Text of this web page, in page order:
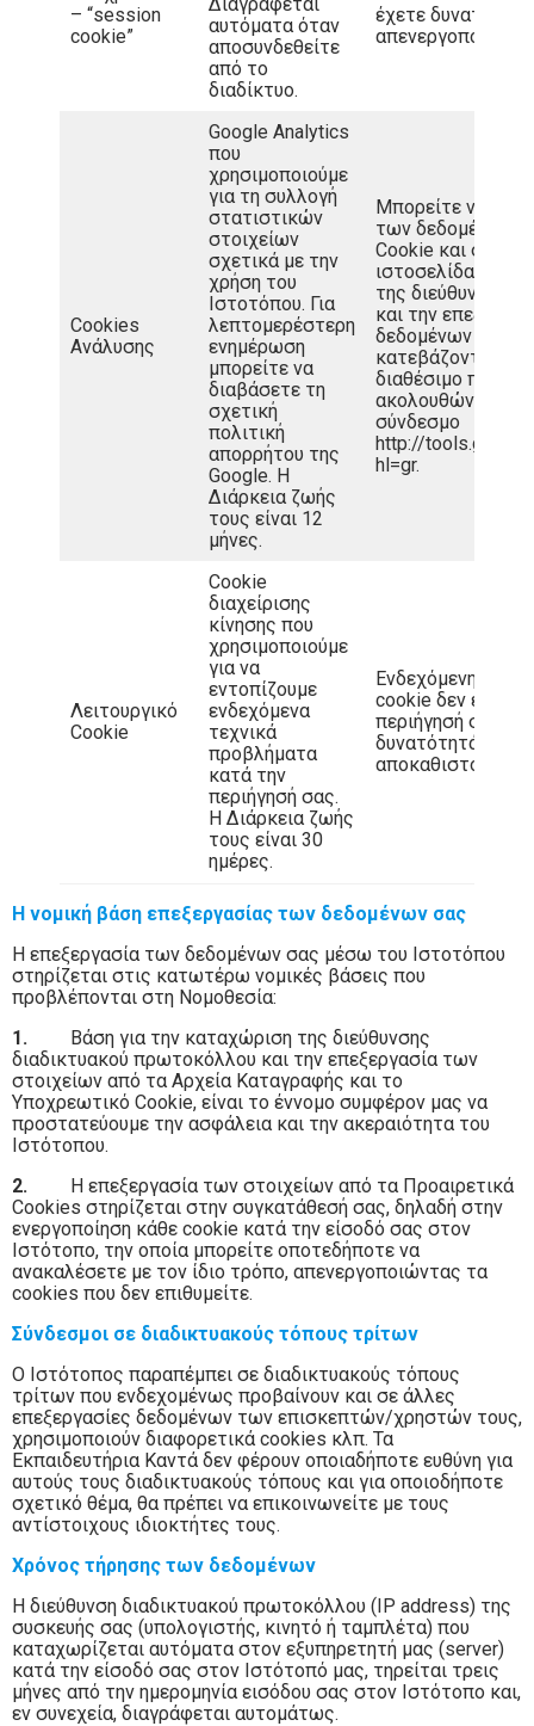
– “session
cookie”
αυτόματα όταν
αποσυνδεθείτε
από το
διαδίκτυο.
έχετε
Cookies
Ανάλυσης
Google Analytics
που
χρησιμοποιούμε
για τη συλλογή
στατιστικών
στοιχείων
σχετικά με την
χρήση του
Ιστοτόπου. Για
λεπτομερέστερη
ενημέρωση
μπορείτε να
διαβάσετε τη
σχετική
πολιτική
απορρήτου της
Google. Η
Διάρκεια ζωής
τους είναι 12
μήνες.
Μπορείτε να
των δεδομένων
Cookie και
ιστοσελίδας.
της διεύθυνσης
και την
δεδομένων από
κατεβάζοντας
διαθέσιμο
ακολουθώντας
σύνδεσμο
http://
hl=gr.
Λειτουργικό
Cookie
Cookie
διαχείρισης
κίνησης που
χρησιμοποιούμε
για να
εντοπίζουμε
ενδεχόμενα
τεχνικά
προβλήματα
κατά την
περιήγησή σας.
Η Διάρκεια ζωής
τους είναι 30
ημέρες.
Ενδεχόμενη
cookie δεν
περιήγησή σας,
δυνατότητά μας
αποκαθιστούμε
Η νομική βάση επεξεργασίας των δεδομένων σας
Η επεξεργασία των δεδομένων σας μέσω του Ιστοτόπου
στηρίζεται στις κατωτέρω νομικές βάσεις που
προβλέπονται στη Νομοθεσία:
1. Βάση για την καταχώριση της διεύθυνσης
διαδικτυακού πρωτοκόλλου και την επεξεργασία των
στοιχείων από τα Αρχεία Καταγραφής και το
Υποχρεωτικό Cookie, είναι το έννομο συμφέρον μας να
προστατεύουμε την ασφάλεια και την ακεραιότητα του
Ιστότοπου.
2. Η επεξεργασία των στοιχείων από τα Προαιρετικά
Cookies στηρίζεται στην συγκατάθεσή σας, δηλαδή στην
ενεργοποίηση κάθε cookie κατά την είσοδό σας στον
Ιστότοπο, την οποία μπορείτε οποτεδήποτε να
ανακαλέσετε με τον ίδιο τρόπο, απενεργοποιώντας τα
cookies που δεν επιθυμείτε.
Σύνδεσμοι σε διαδικτυακούς τόπους τρίτων
Ο Ιστότοπoς παραπέμπει σε διαδικτυακούς τόπους
τρίτων που ενδεχομένως προβαίνουν και σε άλλες
επεξεργασίες δεδομένων των επισκεπτών/χρηστών τους,
χρησιμοποιούν διαφορετικά cookies κλπ. Τα
Εκπαιδευτήρια Καντά δεν φέρουν οποιαδήποτε ευθύνη για
αυτούς τους διαδικτυακούς τόπους και για οποιοδήποτε
σχετικό θέμα, θα πρέπει να επικοινωνείτε με τους
αντίστοιχους ιδιοκτήτες τους.
Χρόνος τήρησης των δεδομένων
Η διεύθυνση διαδικτυακού πρωτοκόλλου (IP address) της
συσκευής σας (υπολογιστής, κινητό ή ταμπλέτα) που
καταχωρίζεται αυτόματα στον εξυπηρετητή μας (server)
κατά την είσοδό σας στον Ιστότοπό μας, τηρείται τρεις
μήνες από την ημερομηνία εισόδου σας στον Ιστότοπο και,
εν συνεχεία, διαγράφεται αυτομάτως.